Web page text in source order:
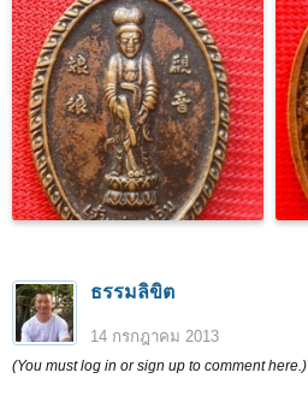
ธรรมลิขิต
14 กรกฎาคม 2013
(You must log in or sign up to comment here.)